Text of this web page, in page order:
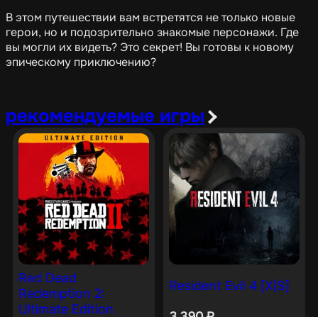
В этом путешествии вам встретятся не только новые
герои, но и подозрительно знакомые персонажи. Где
вы могли их видеть? Это секрет! Вы готовы к новому
эпическому приключению?
рекомендуемые игры
Red Dead
Redemption 2:
Ultimate Edition
Resident Evil 4 [X|S]